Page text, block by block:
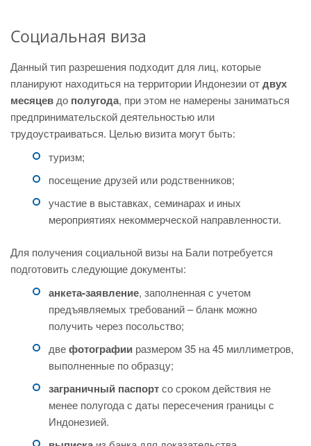
Социальная виза
Данный тип разрешения подходит для лиц, которые
планируют находиться на территории Индонезии отдвух
месяцев до полугода, при этом не намерены заниматься
предпринимательской деятельностью или
трудоустраиваться. Целью визита могут быть:
туризм;
посещение друзей или родственников;
участие в выставках, семинарах и иных
мероприятиях некоммерческой направленности.
Для получения социальной визы на Бали потребуется
подготовить следующие документы:
анкета-заявление, заполненная с учетом
предъявляемых требований – бланк можно
получить через посольство;
двефотографии размером 35 на 45 миллиметров,
выполненные по образцу;
заграничный паспортсо сроком действия не
менее полугода с даты пересечения границы с
Индонезией.